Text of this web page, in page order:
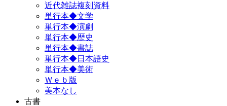
近代雑誌複刻資料
単行本◆文学
単行本◆演劇
単行本◆歴史
単行本◆書誌
単行本◆日本語史
単行本◆美術
Ｗｅｂ版
美本なし
古書